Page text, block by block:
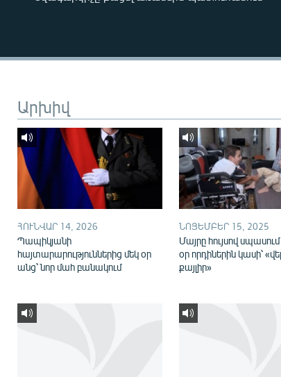
Արխիվ
ՀՈՒՆՎԱՐ 14, 2026
Պապիկյանի
հայտարարություններից մեկ օր
անց՝ նոր մահ բանակում
ՆՈՅԵՄԲԵՐ 15, 2025
Մայրը հույսով սպասում
օր որդիներին կասի՝
քայլիր»